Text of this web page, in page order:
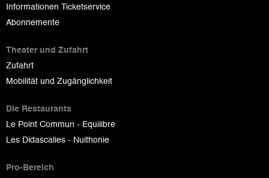
Informationen Ticketservice
Abonnemente
Theater und Zufahrt
Zufahrt
Mobilität und Zugänglichkeit
Die Restaurants
Le Point Commun - Equilibre
Les Didascalies - Nuithonie
Pro-Bereich